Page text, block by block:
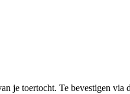
je toertocht. Te bevestigen